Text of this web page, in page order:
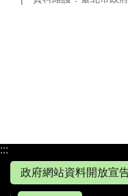
:::
政府網站資料開放宣